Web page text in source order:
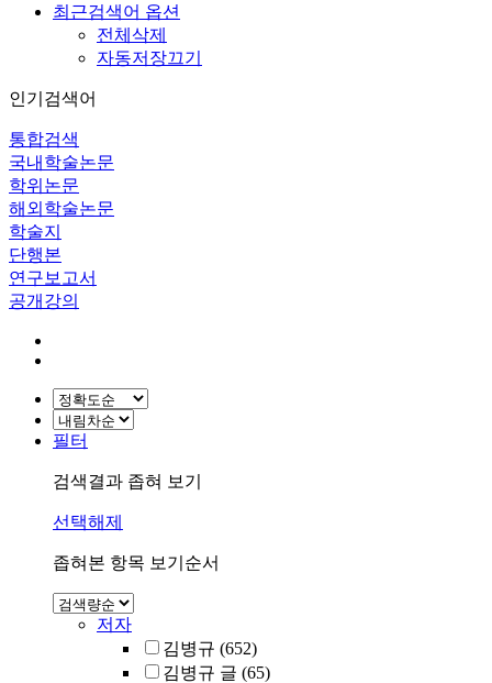
최근검색어 옵션
전체삭제
자동저장끄기
인기검색어
통합검색
국내학술논문
학위논문
해외학술논문
학술지
단행본
연구보고서
공개강의
필터
검색결과 좁혀 보기
선택해제
좁혀본 항목 보기순서
저자
김병규 (652)
김병규 글 (65)